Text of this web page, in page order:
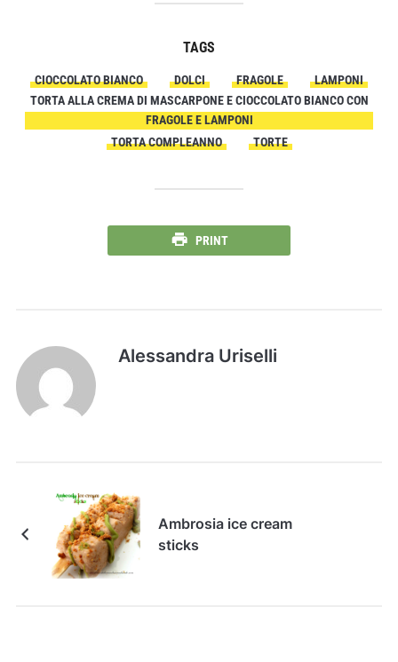
TAGS
CIOCCOLATO BIANCO DOLCI FRAGOLE
LAMPONI
TORTA ALLA CREMA DI MASCARPONE E CIOCCOLATO BIANCO CON
FRAGOLE E LAMPONI
TORTA COMPLEANNO
TORTE
PRINT
Alessandra Uriselli
Ambrosia ice cream
sticks